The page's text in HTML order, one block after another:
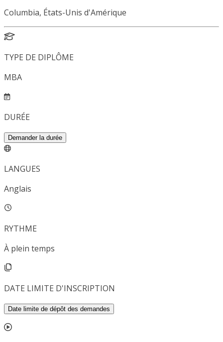
Columbia, États-Unis d'Amérique
TYPE DE DIPLÔME
MBA
DURÉE
Demander la durée
LANGUES
Anglais
RYTHME
À plein temps
DATE LIMITE D'INSCRIPTION
Date limite de dépôt des demandes